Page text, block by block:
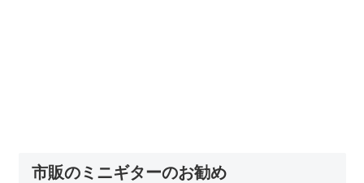
市販のミニギターのお勧め